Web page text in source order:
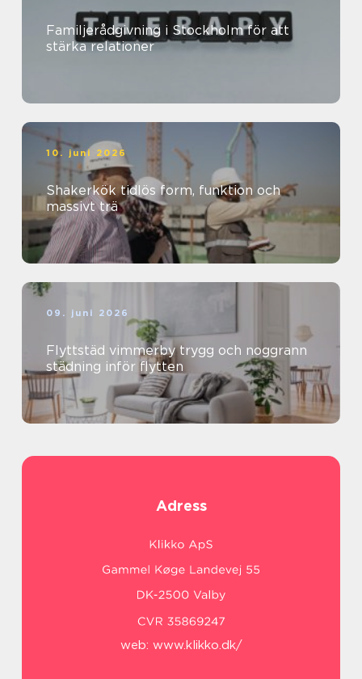
Familjerådgivning i Stockholm för att
stärka relationer
10. juni 2026
Shakerkök tidlös form, funktion och
massivt trä
09. juni 2026
Flyttstäd vimmerby trygg och noggrann
städning inför flytten
Adress
web: www.klikko.dk/